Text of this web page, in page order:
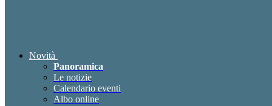
Novità
Panoramica
Le notizie
Calendario eventi
Albo online